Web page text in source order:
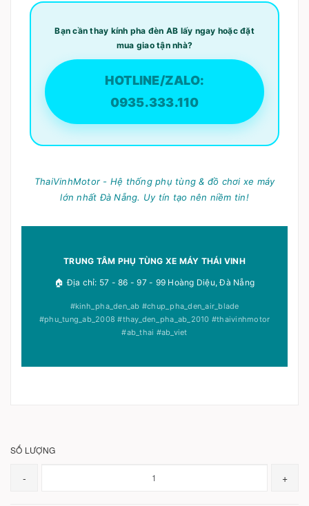
Bạn cần thay kính pha đèn AB lấy ngay hoặc đặt
mua giao tận nhà?
HOTLINE/ZALO:
0935.333.110
ThaiVinhMotor - Hệ thống phụ tùng & đồ chơi xe máy
lớn nhất Đà Nẵng. Uy tín tạo nên niềm tin!
TRUNG TÂM PHỤ TÙNG XE MÁY THÁI VINH
🏠 Địa chỉ: 57 - 86 - 97 - 99 Hoàng Diệu, Đà Nẵng
#kinh_pha_den_ab #chup_pha_den_air_blade
#phu_tung_ab_2008 #thay_den_pha_ab_2010 #thaivinhmotor
#ab_thai #ab_viet
SỐ LƯỢNG
- +